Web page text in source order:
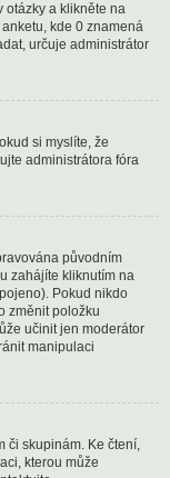
otázky a klikněte na
kde 0 znamená
určuje administrátor
si myslíte, že
administrátora fóra
původním
zahájíte kliknutím na
Pokud nikdo
změnit položku
učinit jen moderátor
manipulaci
či skupinám. Ke čtení,
kterou může